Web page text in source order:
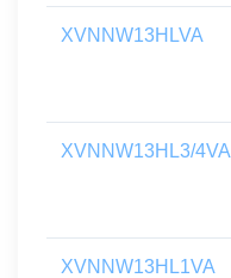
XVNNW13HLVA
XVNNW13HL3/4VA
XVNNW13HL1VA